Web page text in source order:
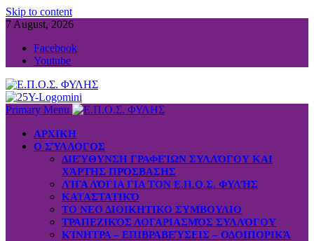
Skip to content
7 August, 2026
Facebook
Youtube
Primary Menu
ΑΡΧΙΚΗ
Ο ΣΎΛΛΟΓΟΣ
ΔΙΕΎΘΥΝΣΗ ΓΡΑΦΕΊΩΝ ΣΥΛΛΌΓΟΥ ΚΑΙ
ΧΆΡΤΗΣ ΠΡΌΣΒΑΣΗΣ
ΛΊΓΑ ΛΌΓΙΑ ΓΙΑ ΤΟΝ Ε.Π.Ο.Σ. ΦΥΛΉΣ
ΚΑΤΑΣΤΑΤΙΚΌ
ΤΟ ΝΕΟ ΔΙΟΙΚΗΤΙΚΟ ΣΥΜΒΟΥΛΙΟ
ΤΡΑΠΕΖΙΚΌΣ ΛΟΓΑΡΙΑΣΜΌΣ ΣΥΛΛΌΓΟΥ
ΚΊΝΗΤΡΑ – ΕΠΙΒΡΑΒΕΎΣΕΙΣ – ΟΔΟΙΠΟΡΙΚΆ